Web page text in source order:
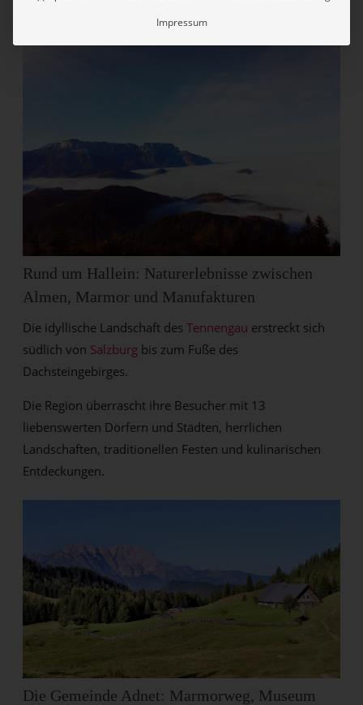
Rund um Hallein: Naturerlebnisse zwischen
Almen, Marmor und Manufakturen
Die idyllische Landschaft desTennengau erstreckt sich
südlich von Salzburg bis zum Fuße des
Dachsteingebirges.
Die Region überrascht ihre Besucher mit 13
liebenswerten Dörfern und Städten, herrlichen
Landschaften, traditionellen Festen und kulinarischen
Entdeckungen.
Die Gemeinde Adnet: Marmorweg, Museum
Impressum